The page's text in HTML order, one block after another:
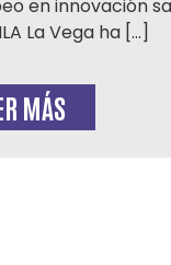
en innovación
La Vega ha […]
MÁS